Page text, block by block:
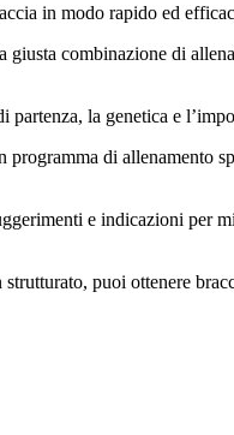
in modo rapido ed
combinazione di
la genetica e
di allenamento
e indicazioni per
puoi ottenere